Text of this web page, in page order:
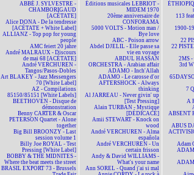
ABBÉ J. SYLVESTRE -
CHAMBORIGAUD
[ACÉTATE]
Alice DONA - De la tendresse
[ACÉTATE + White Label]
ALLIANZ - Top pop for young
people
AMC feiert 20 jahre
André MALRAUX - Discours
de mai 68 [ACÉTATE]
André VERCHUREN -
Tangos/Pasos-Dobles
Art BLAKEY - Jazz Messengers
70 [White Label]
AZ - Compilations
85150/85151 [White Labels]
BEETHOVEN - Disque de
démonstration
Benny CARTER & Oscar
PETERSON Quartet - Alone
together
Big Bill BROONZY - Last
session volume 1
Billy Joe ROYAL - Test
Pressing [White Label]
BOBBY & THE MIDNITES -
Where the beat meets the street
BRASIL EXPORT 73 - Brussels
Éditions musicales LEBRIOT -
MIDEM 1970
20ème anniversaire de
CONFORAMA
5000 VOLTS - Motion man /
Bye love
ABC - Poison arrow
Abdel DJELIL - Elle passe sa
vie en voyage
ABDUL HASSAN
ORCHESTRA - Arabian affair
ADAMO - Inch'Allah
ADAMO - Le carosse d'or
AFTERSHOCK - Always
thinking
Al JARREAU - Never givin' up
[Test Pressing]
Alain TURBAN - Mystique
[DÉDICACÉ]
Amii STEWART - Knock on
wood
André VERCHUREN - Alma
española
André VERCHUREN - Un
certain frisson
Andy & David WILLIAMS -
What's your name
Ann SOREL - Quand j'ai si mal
113
1900-
22
22
2MS
3rd
7
A
ABSENT
ABUS
Adam